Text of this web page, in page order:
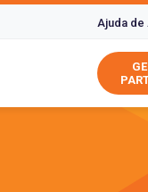
Ajuda de